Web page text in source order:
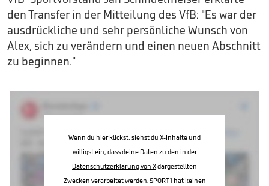
den Transfer in der Mitteilung des VfB: "Es war der
ausdrückliche und sehr persönliche Wunsch von
Alex, sich zu verändern und einen neuen Abschnitt
zu beginnen."
Wenn du hier klickst, siehst du X-Inhalte und
willigst ein, dass deine Daten zu den in der
Datenschutzerklärung von Xdargestellten
Zwecken verarbeitet werden. SPORT1 hat keinen